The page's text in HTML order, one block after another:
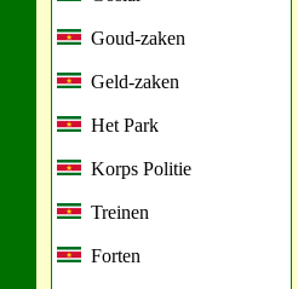
Goud-zaken
Geld-zaken
Het Park
Korps Politie
Treinen
Forten